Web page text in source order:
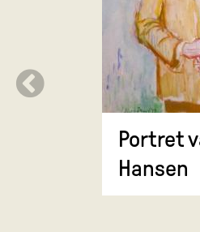
Portret
Hansen